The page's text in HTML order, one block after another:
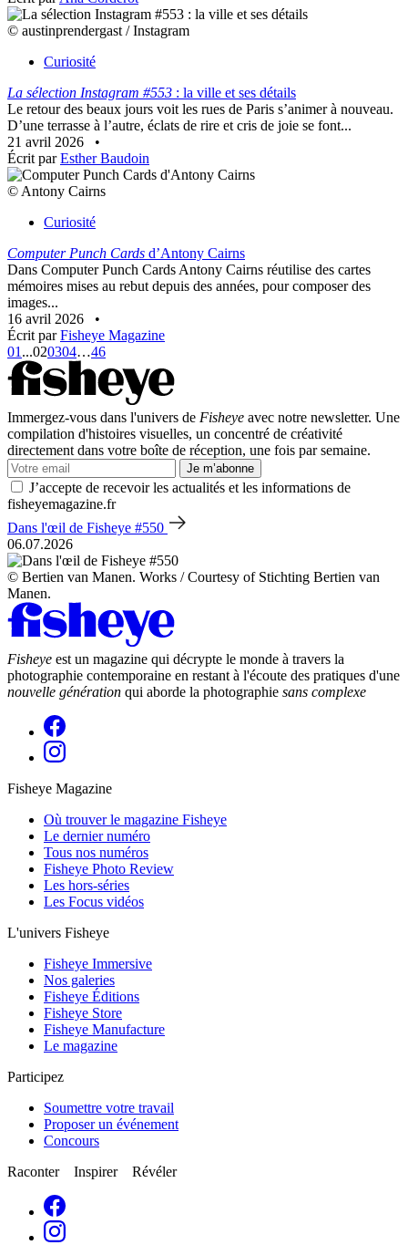
© austinprendergast / Instagram
Curiosité
La sélection Instagram #553 : la ville et ses détails
Le retour des beaux jours voit les rues de Paris s’animer à nouveau.
D’une terrasse à l’autre, éclats de rire et cris de joie se font...
21 avril 2026
•
Écrit parEsther Baudoin
© Antony Cairns
Curiosité
Computer Punch Cards d’Antony Cairns
Dans Computer Punch Cards Antony Cairns réutilise des cartes
mémoires mises au rebut depuis des années, pour composer des
images...
16 avril 2026
•
Écrit parFisheye Magazine
01 ...020304…46
Immergez-vous dans l'univers de Fisheye avec notre newsletter. Une
compilation d'histoires visuelles, un concentré de créativité
directement dans votre boîte de réception, une fois par semaine.
Je m’abonne
J’accepte de recevoir les actualités et les informations de
fisheyemagazine.fr
Dans l'œil de Fisheye #550
06.07.2026
© Bertien van Manen. Works / Courtesy of Stichting Bertien van
Manen.
Fisheye est un magazine qui décrypte le monde à travers la
photographie contemporaine en restant à l'écoute des pratiques d'une
nouvelle génération qui aborde la photographie sans complexe
Fisheye Magazine
Où trouver le magazine Fisheye
Le dernier numéro
Tous nos numéros
Fisheye Photo Review
Les hors-séries
Les Focus vidéos
L'univers Fisheye
Fisheye Immersive
Nos galeries
Fisheye Éditions
Fisheye Store
Fisheye Manufacture
Le magazine
Participez
Soumettre votre travail
Proposer un événement
Concours
Raconter Inspirer Révéler